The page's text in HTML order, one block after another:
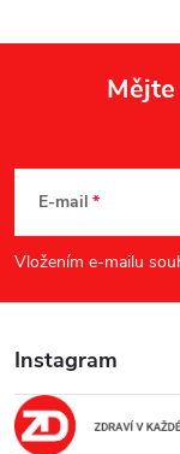
p
a
t
E-mail
Vložením e-mailu
Instagram